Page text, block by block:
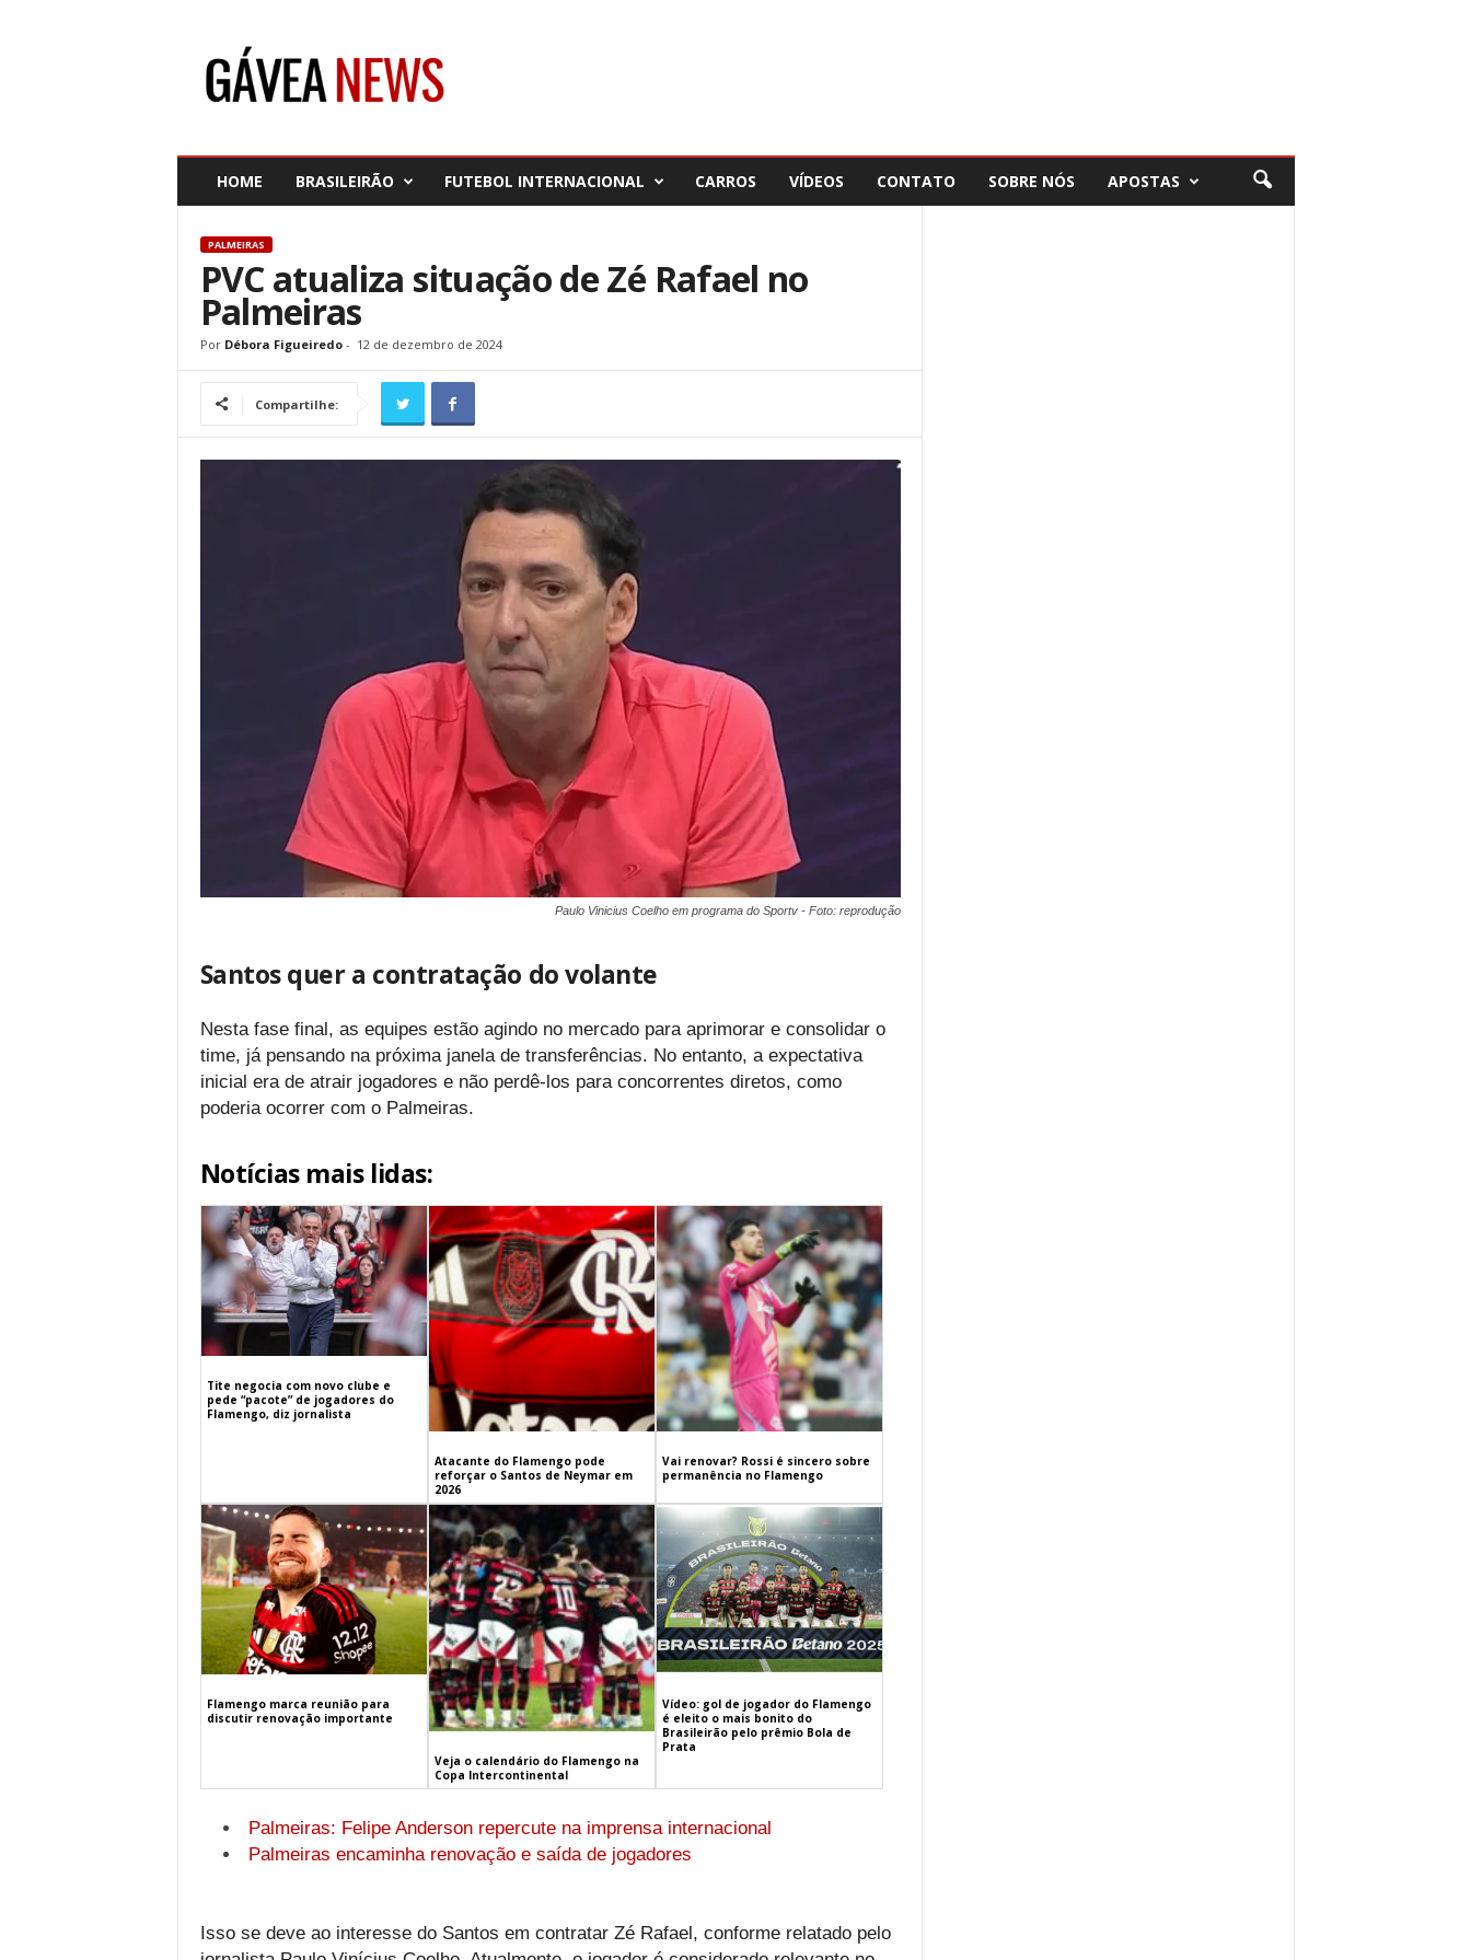
HOME BRASILEIRÃO FUTEBOL INTERNACIONAL CARROS VÍDEOS CONTATO SOBRE NÓS APOSTAS
PALMEIRAS
PVC atualiza situação de Zé Rafael no
Palmeiras
Por Débora Figueiredo- 12 de dezembro de 2024
Compartilhe:
Paulo Vinicius Coelho em programa do Sportv - Foto: reprodução
Santos quer a contratação do volante
Nesta fase final, as equipes estão agindo no mercado para aprimorar e consolidar o
time, já pensando na próxima janela de transferências. No entanto, a expectativa
inicial era de atrair jogadores e não perdê-los para concorrentes diretos, como
poderia ocorrer com o Palmeiras.
Notícias mais lidas:
Tite negocia com novo clube e
pede “pacote” de jogadores do
Flamengo, diz jornalista
Atacante do Flamengo pode
reforçar o Santos de Neymar em
2026
Vai renovar? Rossi é sincero sobre
permanência no Flamengo
Flamengo marca reunião para
discutir renovação importante
Veja o calendário do Flamengo na
Copa Intercontinental
Vídeo: gol de jogador do Flamengo
é eleito o mais bonito do
Brasileirão pelo prêmio Bola de
Prata
Palmeiras: Felipe Anderson repercute na imprensa internacional
Palmeiras encaminha renovação e saída de jogadores
Isso se deve ao interesse do Santos em contratar Zé Rafael, conforme relatado pelo